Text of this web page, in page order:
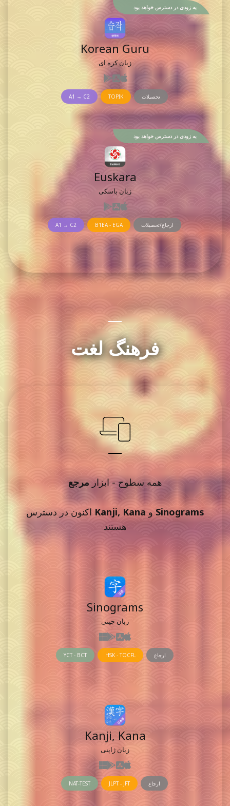
به زودی در دسترس خواهد بود
Korean Guru
زبان کره ای
تحصیلات TOPIK
A1 → C2
به زودی در دسترس خواهد بود
Euskara
زبان باسکی
ارجاع/تحصیلات B1EA - EGA
A1 → C2
فرهنگ لغت
همه سطوح - ابزار مرجع
Sinograms و Kanji, Kana اکنون در دسترس
هستند
Sinograms
زبان چینی
ارجاع HSK - TOCFL
YCT - BCT
Kanji, Kana
زبان ژاپنی
ارجاع JLPT - JFT
NAT-TEST